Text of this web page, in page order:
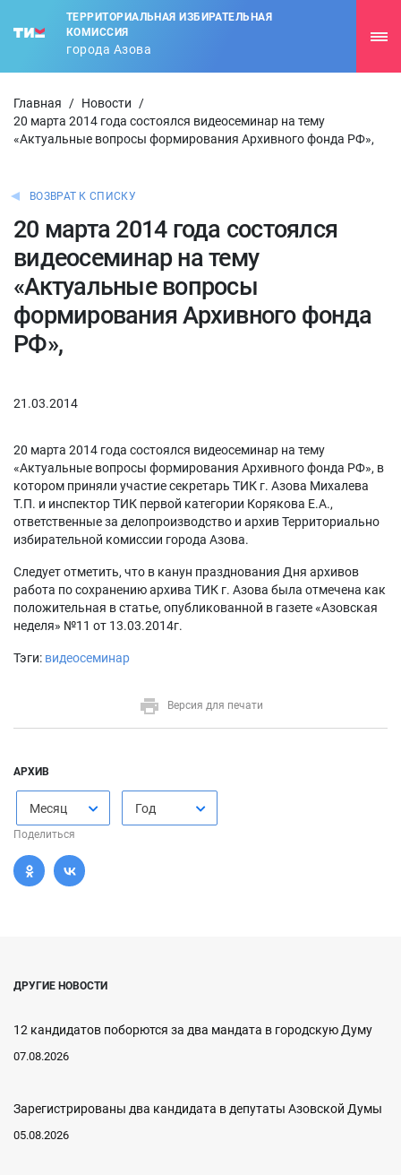
ТЕРРИТОРИАЛЬНАЯ ИЗБИРАТЕЛЬНАЯ
КОМИССИЯ
города Азова
Главная / Новости
/
20 марта 2014 года состоялся видеосеминар на тему
«Актуальные вопросы формирования Архивного фонда РФ»,
ВОЗВРАТ К СПИСКУ
20 марта 2014 года состоялся
видеосеминар на тему
«Актуальные вопросы
формирования Архивного фонда
РФ»,
21.03.2014
20 марта 2014 года состоялся видеосеминар на тему
«Актуальные вопросы формирования Архивного фонда РФ», в
котором приняли участие секретарь ТИК г. Азова Михалева
Т.П. и инспектор ТИК первой категории Корякова Е.А.,
ответственные за делопроизводство и архив Территориально
избирательной комиссии города Азова.
Следует отметить, что в канун празднования Дня архивов
работа по сохранению архива ТИК г. Азова была отмечена как
положительная в статье, опубликованной в газете «Азовская
неделя» №11 от 13.03.2014г.
Тэги: видеосеминар
Версия для печати
АРХИВ
Месяц Год
Поделиться
ДРУГИЕ НОВОСТИ
12 кандидатов поборются за два мандата в городскую Думу
07.08.2026
Зарегистрированы два кандидата в депутаты Азовской Думы
05.08.2026